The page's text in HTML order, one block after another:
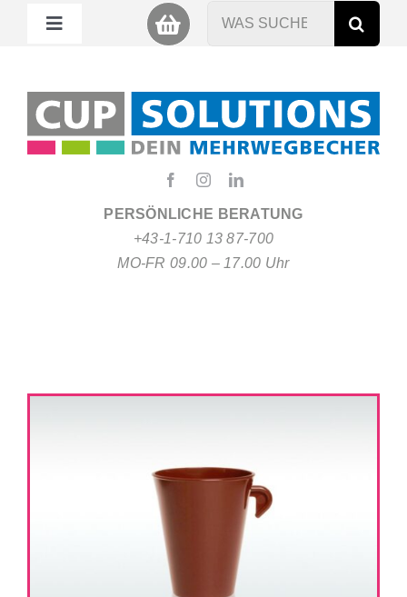
PERSÖNLICHE BERATUNG
+43-1-710 13 87-700
MO-FR 09.00 – 17.00 Uhr
Toggle
Miet Cup
Nachhaltigkeit
Suche